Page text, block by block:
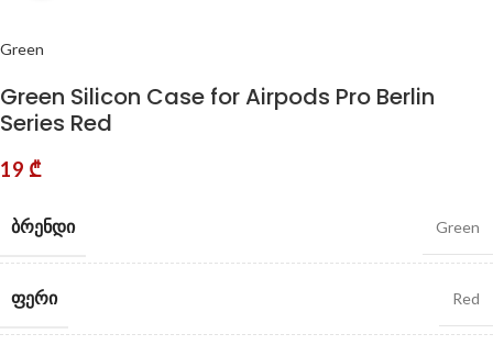
Green
Green Silicon Case for Airpods Pro Berlin
Series Red
19 ₾
ᲑᲠᲔᲜᲓᲘ Green
ᲤᲔᲠᲘ Red